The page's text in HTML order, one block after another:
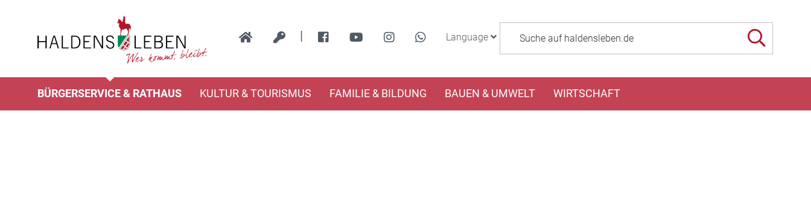
| Language
BÜRGERSERVICE & RATHAUS KULTUR & TOURISMUS FAMILIE & BILDUNG BAUEN & UMWELT WIRTSCHAFT